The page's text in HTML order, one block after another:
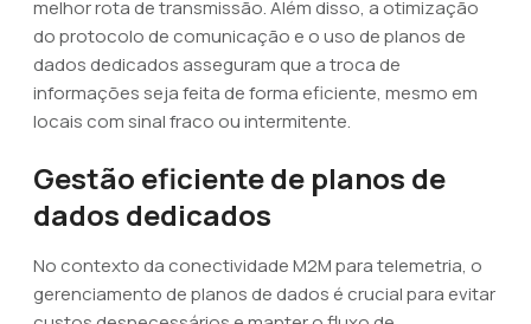
melhor rota de transmissão. Além disso, a otimização
do protocolo de comunicação e o uso de planos de
dados dedicados asseguram que a troca de
informações seja feita de forma eficiente, mesmo em
locais com sinal fraco ou intermitente.
Gestão eficiente de planos de
dados dedicados
No contexto da conectividade M2M para telemetria, o
gerenciamento de planos de dados é crucial para evitar